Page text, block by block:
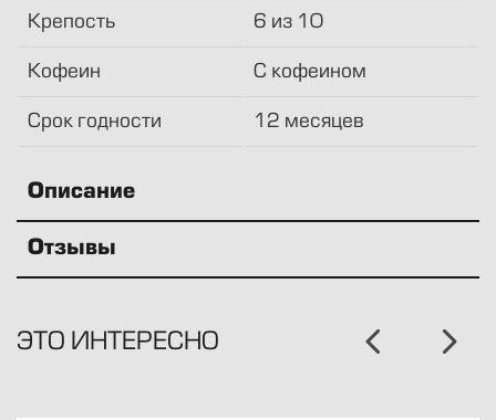
Крепость 6 из 10
Кофеин С кофеином
Срок годности 12 месяцев
Описание
Отзывы
ЭТО ИНТЕРЕСНО